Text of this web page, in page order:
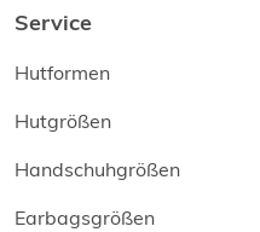
Service
Hutformen
Hutgrößen
Handschuhgrößen
Earbagsgrößen